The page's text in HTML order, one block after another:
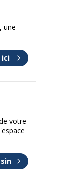
une
ici
votre